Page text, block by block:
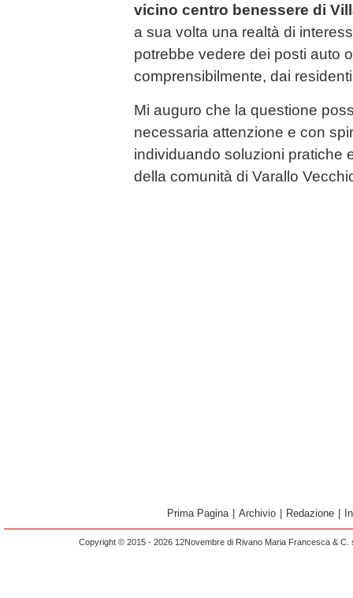
vicino centro benessere di
a sua volta una realtà di
potrebbe vedere dei posti auto
comprensibilmente, dai
Mi auguro che la questione
necessaria attenzione e con
individuando soluzioni pratiche
della comunità di Varallo
Prima Pagina Archivio Redazione
Copyright © 2015 - 2026 12Novembre di Rivano Maria Francesca &